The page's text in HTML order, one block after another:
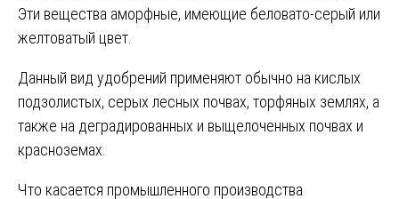
Эти вещества аморфные, имеющие беловато-серый или
желтоватый цвет.
Данный вид удобрений применяют обычно на кислых
подзолистых, серых лесных почвах, торфяных землях, а
также на деградированных и выщелоченных почвах и
красноземах.
Что касается промышленного производства